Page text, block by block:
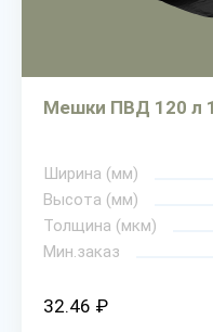
Мешки ПВД 120 л
Ширина (мм)
Высота (мм)
Толщина (мкм)
Мин.заказ
32.46 ₽